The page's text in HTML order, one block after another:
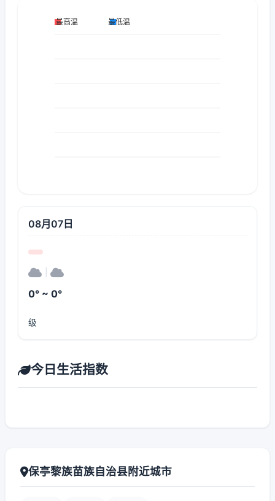
08月07日
0° ~ 0°
级
今日生活指数
保亭黎族苗族自治县附近城市